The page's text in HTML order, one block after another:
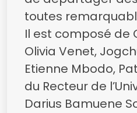
toutes
Il est composé de
Olivia Venet,
Etienne Mbodo,
du Recteur de
Darius Bamuene